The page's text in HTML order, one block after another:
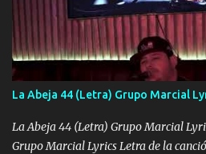
otra Música Surcando bien mi
los lados aquel que no corre vuela no
Ya pasé varias hazañas ya tienen
de este León los estatales no sé
también la nueve que cargo al lado
al traicionero damos pa abajo Y No
pues hay charola les voy a dar hasta
La Abeja 44 (Letra) Grupo Marcial
La Abeja 44 (Letra) Grupo Marcial
Grupo Marcial Lyrics Letra de la